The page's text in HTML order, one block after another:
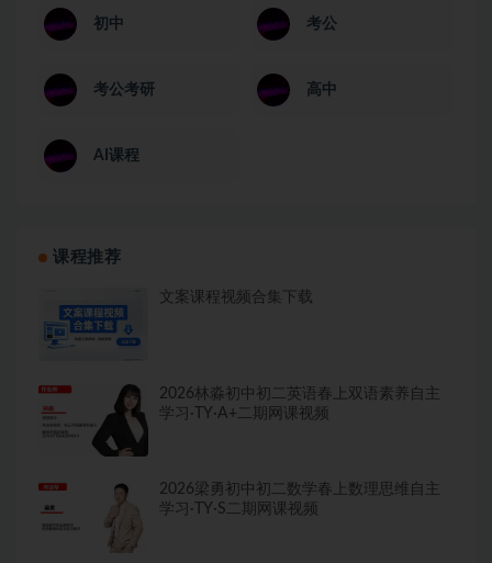
初中 考公
考公考研 高中
AI课程
课程推荐
文案课程视频合集下载
2026林淼初中初二英语春上双语素养自主
学习·TY·A+二期网课视频
2026梁勇初中初二数学春上数理思维自主
学习·TY·S二期网课视频